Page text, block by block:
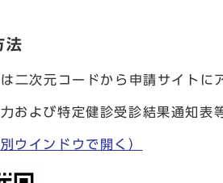
法
二次元コードから申請サイトに
および特定健診受診結果通知表
別ウインドウで開く）